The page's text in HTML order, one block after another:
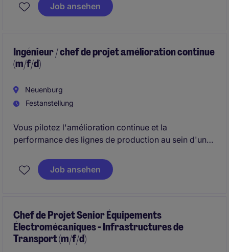
Job ansehen
Ingénieur / chef de projet amélioration continue
(m/f/d)
Neuenburg
Festanstellung
Vous pilotez l'amélioration continue et la
performance des lignes de production au sein d'un
accompagnez les équipes dans la standardisation
des processus, la mise en place d'indicateurs de
Job ansehen
Chef de Projet Senior Équipements
Électromécaniques - Infrastructures de
Transport (m/f/d)